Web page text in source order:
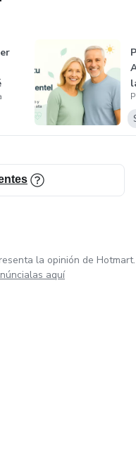
la opinión de Hotmart.
aquí